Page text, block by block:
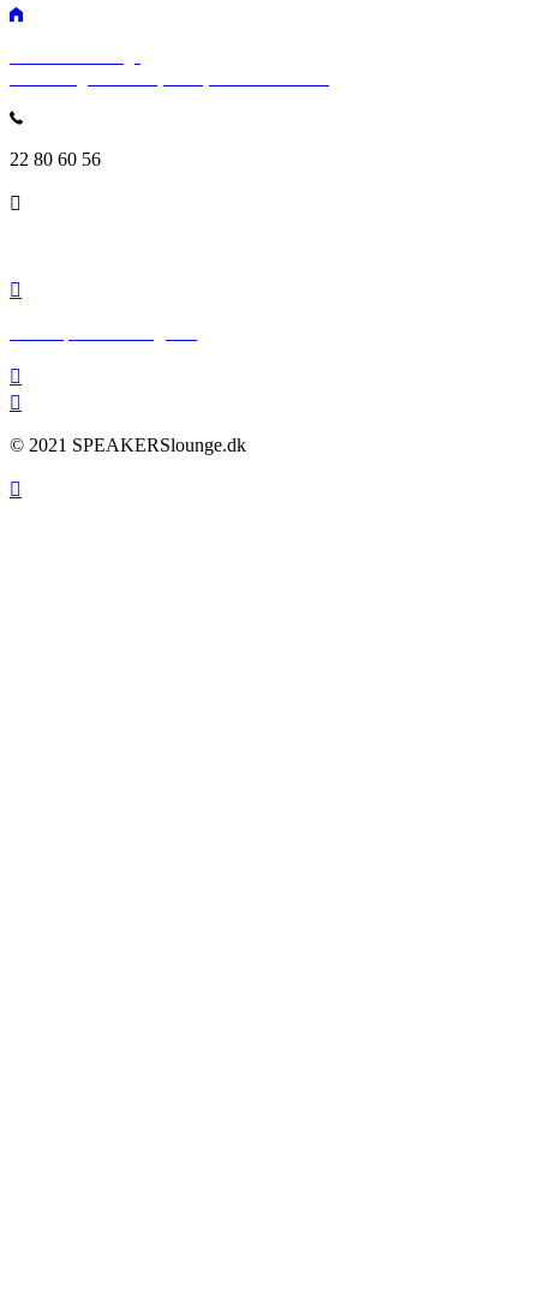
22 80 60 56
© 2021 SPEAKERSlounge.dk
Scroll